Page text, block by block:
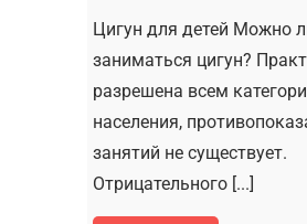
Цигун для детей Можно
заниматься цигун?
разрешена всем
населения,
занятий не существует.
Отрицательного [...]